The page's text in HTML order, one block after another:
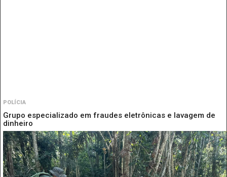
POLÍCIA
Grupo especializado em fraudes eletrônicas e lavagem de
dinheiro